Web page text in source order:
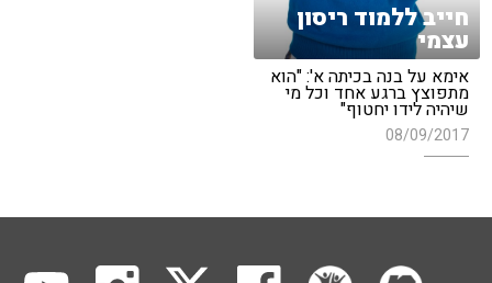
חייב ללמוד ריסון
עצמי
אימא על בנה בכיתה א': "הוא
מתפוצץ ברגע אחד וכל מי
שיהיה לידו יחטוף"
08/09/2017